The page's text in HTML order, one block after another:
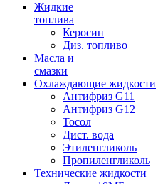
Жидкие
топлива
Керосин
Диз. топливо
Масла и
смазки
Охлаждающие жидкости
Антифриз G11
Антифриз G12
Тосол
Дист. вода
Этиленгликоль
Пропиленгликоль
Технические жидкости